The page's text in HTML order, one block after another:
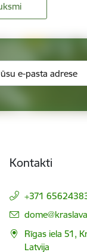
Kontakti
+371
E-pasts:
Rīgas iela 51,
Latvija